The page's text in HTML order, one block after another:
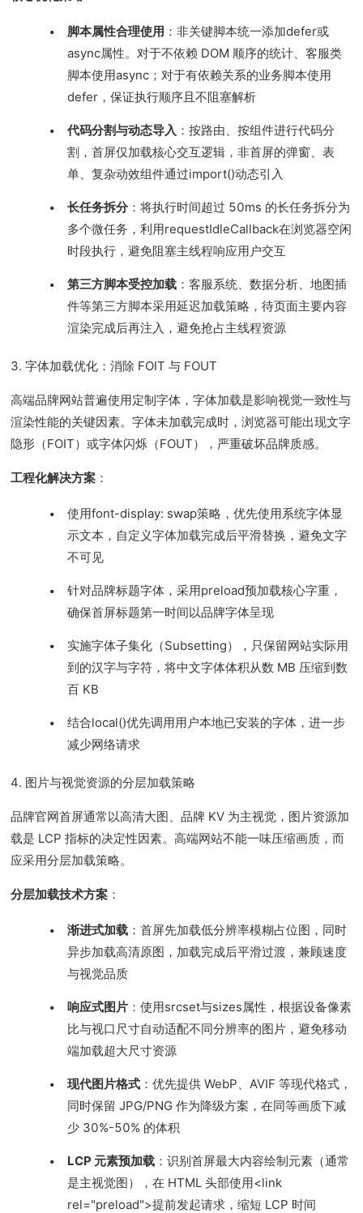
脚本属性合理使用 ：非关键脚本统一添加defer或
async属性。对于不依赖 DOM 顺序的统计、客服类
脚本使用async；对于有依赖关系的业务脚本使用
defer，保证执行顺序且不阻塞解析
代码分割与动态导入 ：按路由、按组件进行代码分
割，首屏仅加载核心交互逻辑，非首屏的弹窗、表
单、复杂动效组件通过import()动态引入
长任务拆分：将执行时间超过 50ms 的长任务拆分为
多个微任务，利用requestIdleCallback在浏览器空闲
时段执行，避免阻塞主线程响应用户交互
第三方脚本受控加载 ：客服系统、数据分析、地图插
件等第三方脚本采用延迟加载策略，待页面主要内容
渲染完成后再注入，避免抢占主线程资源
3. 字体加载优化：消除 FOIT 与 FOUT
高端品牌网站普遍使用定制字体，字体加载是影响视觉一致性与
渲染性能的关键因素。字体未加载完成时，浏览器可能出现文字
隐形（FOIT）或字体闪烁（FOUT），严重破坏品牌质感。
工程化解决方案 ：
使用font-display: swap策略，优先使用系统字体显
示文本，自定义字体加载完成后平滑替换，避免文字
不可见
针对品牌标题字体，采用preload预加载核心字重，
确保首屏标题第一时间以品牌字体呈现
实施字体子集化（Subsetting），只保留网站实际用
到的汉字与字符，将中文字体体积从数 MB 压缩到数
百 KB
结合local()优先调用用户本地已安装的字体，进一步
减少网络请求
4. 图片与视觉资源的分层加载策略
品牌官网首屏通常以高清大图、品牌 KV 为主视觉，图片资源加
载是 LCP 指标的决定性因素。高端网站不能一味压缩画质，而
应采用分层加载策略。
分层加载技术方案 ：
渐进式加载 ：首屏先加载低分辨率模糊占位图，同时
异步加载高清原图，加载完成后平滑过渡，兼顾速度
与视觉品质
响应式图片 ：使用srcset与sizes属性，根据设备像素
比与视口尺寸自动适配不同分辨率的图片，避免移动
端加载超大尺寸资源
现代图片格式 ：优先提供 WebP、AVIF 等现代格式，
同时保留 JPG/PNG 作为降级方案，在同等画质下减
少 30%-50% 的体积
LCP 元素预加载 ：识别首屏最大内容绘制元素（通常
是主视觉图），在 HTML 头部使用<link
rel="preload">提前发起请求，缩短 LCP 时间